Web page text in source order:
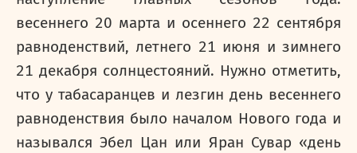
весеннего 20 марта и осеннего 22 сентября
равноденствий, летнего 21 июня и зимнего
21 декабря солнцестояний. Нужно отметить,
что у табасаранцев и лезгин день весеннего
равноденствия было началом Нового года и
назывался Эбел Цан или Яран Сувар «день